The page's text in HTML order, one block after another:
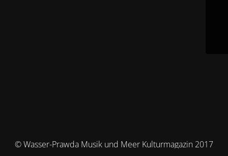
© Wasser-Prawda Musik und Meer Kulturmagazin 2017